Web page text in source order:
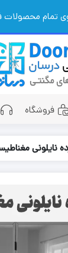
تمام محصولات
فروشگاه
مغناطیسی 280*265 پرده آهنربایی پلاستیکی با عرض 265 و ارتفاع 280 پرده آهنربایی | پرده مگنتیک